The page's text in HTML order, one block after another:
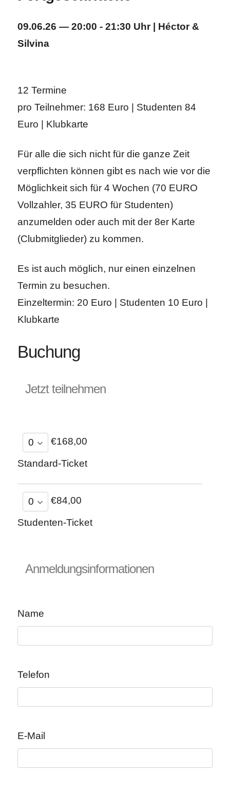
09.06.26 — 20:00 - 21:30 Uhr | Héctor &
Silvina
12 Termine
pro Teilnehmer: 168 Euro | Studenten 84
Euro | Klubkarte
Für alle die sich nicht für die ganze Zeit
verpflichten können gibt es nach wie vor die
Möglichkeit sich für 4 Wochen (70 EURO
Vollzahler, 35 EURO für Studenten)
anzumelden oder auch mit der 8er Karte
(Clubmitglieder) zu kommen.
Es ist auch möglich, nur einen einzelnen
Termin zu besuchen.
Einzeltermin: 20 Euro | Studenten 10 Euro |
Klubkarte
Buchung
Jetzt teilnehmen
€168,00
Standard-Ticket
€84,00
Studenten-Ticket
Anmeldungsinformationen
Name
Telefon
E-Mail